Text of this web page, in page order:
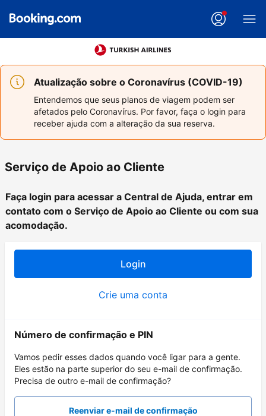
Atualização sobre o Coronavírus (COVID-19)
Entendemos que seus planos de viagem podem ser
afetados pelo Coronavírus. Por favor, faça o login para
receber ajuda com a alteração da sua reserva.
Serviço de Apoio ao Cliente
Faça login para acessar a Central de Ajuda, entrar em
contato com o Serviço de Apoio ao Cliente ou com sua
acomodação.
Login
Crie uma conta
Número de confirmação e PIN
Vamos pedir esses dados quando você ligar para a gente.
Eles estão na parte superior do seu e-mail de confirmação.
Precisa de outro e-mail de confirmação?
Reenviar e-mail de confirmação